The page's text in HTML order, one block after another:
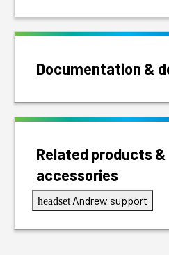
Documentation &
Related products &
accessories
headset Andrew support